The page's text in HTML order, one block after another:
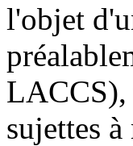
l'objet
LACCS),
sujettes